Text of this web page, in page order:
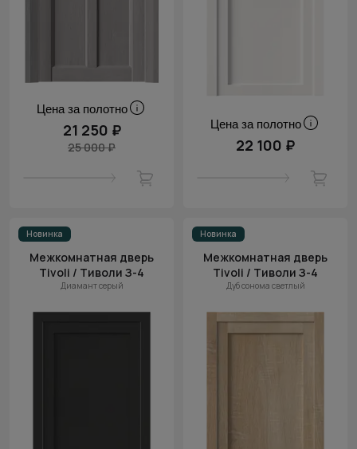
Цена за полотно
21 250 ₽
25 000 ₽
Цена за полотно
22 100 ₽
Новинка
Межкомнатная дверь
Tivoli / Тиволи З-4
Диамант серый
Новинка
Межкомнатная дверь
Tivoli / Тиволи З-4
Дуб сонома светлый